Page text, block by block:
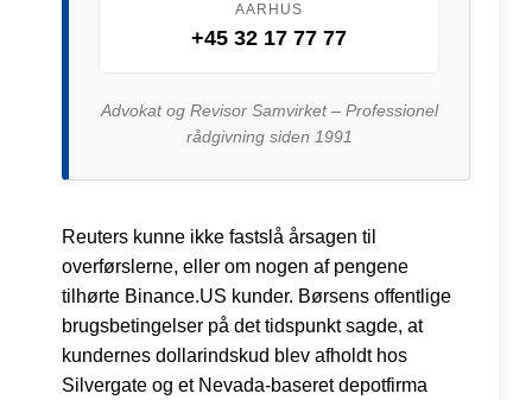
AARHUS
+45 32 17 77 77
Advokat og Revisor Samvirket – Professionel
rådgivning siden 1991
Reuters kunne ikke fastslå årsagen til
overførslerne, eller om nogen af pengene
tilhørte Binance.US kunder. Børsens offentlige
brugsbetingelser på det tidspunkt sagde, at
kundernes dollarindskud blev afholdt hos
Silvergate og et Nevada-baseret depotfirma